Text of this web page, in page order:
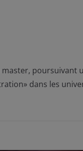
master,
dans les